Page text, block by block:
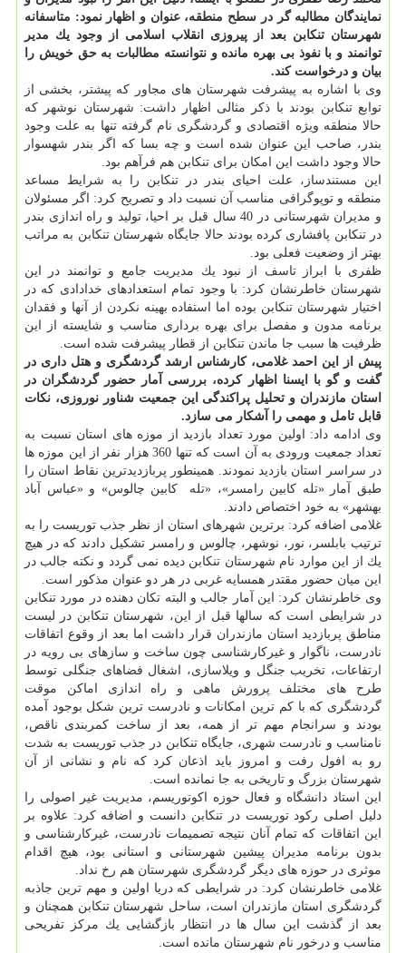
نمایندگان مطالبه گر در سطح منطقه، عنوان و اظهار نمود: متاسفانه
شهرستان تنكابن بعد از پیروزی انقلاب اسلامی از وجود یك مدیر
توانمند و با نفوذ بی بهره مانده و نتوانسته مطالبات به حق خویش را
بیان و درخواست كند.
وی با اشاره به پیشرفت شهرستان های مجاور كه پیشتر، بخشی از
توابع تنكابن بودند با ذكر مثالی اظهار داشت: شهرستان نوشهر كه
حالا منطقه ویژه اقتصادی و گردشگری نام گرفته تنها به علت وجود
بندر، صاحب این عنوان شده است و چه بسا كه اگر بندر شهسوار
حالا وجود داشت این امكان برای تنكابن هم فرآهم بود.
این مستندساز، علت احیای بندر در تنكابن را به شرایط مساعد
منطقه و توپوگرافی مناسب آن نسبت داد و تصریح كرد: اگر مسئولان
و مدیران شهرستانی در 40 سال قبل بر احیا، تولید و راه اندازی بندر
در تنكابن پافشاری كرده بودند حالا جایگاه شهرستان تنكابن به مراتب
بهتر از وضعیت فعلی بود.
ظفری با ابراز تاسف از نبود یك مدیریت جامع و توانمند در این
شهرستان خاطرنشان كرد: با وجود تمام استعدادهای خدادادی كه در
اختیار شهرستان تنكابن بوده اما استفاده بهینه نكردن از آنها و فقدان
برنامه مدون و مفصل برای بهره برداری مناسب و شایسته از این
ظرفیت ها سبب جا ماندن تنكابن از قطار پیشرفت شده است.
پیش از این احمد غلامی، كارشناس ارشد گردشگری و هتل داری در
گفت و گو با ایسنا اظهار كرده، بررسی آمار حضور گردشگران در
استان مازندران و تحلیل پراكندگی این جمعیت شناور نوروزی، نكات
قابل تامل و مهمی را آشكار می سازد.
وی ادامه داد: اولین مورد تعداد بازدید از موزه های استان نسبت به
تعداد جمعیت ورودی به آن است كه تنها 360 هزار نفر از این موزه ها
در سراسر استان بازدید نمودند. همینطور پربازدیدترین نقاط استان را
طبق آمار «تله ‏كابین رامسر»، «تله ‎ كابین چالوس» و «عباس آباد
بهشهر» به خود اختصاص دادند.
غلامی اضافه كرد: برترین شهرهای استان از نظر جذب توریست را به
ترتیب بابلسر، نور، نوشهر، چالوس و رامسر تشكیل دادند كه در هیچ
یك از این موارد نام شهرستان تنكابن دیده نمی گردد و نكته جالب در
این میان حضور مقتدر همسایه غربی در هر دو عنوان مذكور است.
وی خاطرنشان كرد: این آمار جالب و البته تكان دهنده در مورد تنكابن
در شرایطی است كه سالها قبل از این، شهرستان تنكابن در لیست
مناطق پربازدید استان مازندران قرار داشت اما بعد از وقوع اتفاقات
نادرست، ناگوار و غیركارشناسی چون ساخت و سازهای بی رویه در
ارتفاعات، تخریب جنگل و ویلاسازی، اشغال فضاهای جنگلی توسط
طرح ‎های مختلف پرورش ماهی و راه اندازی اماكن موقت
گردشگری كه با كم ترین امكانات و نادرست ترین شكل بوجود آمده
بودند و سرانجام مهم تر از همه، بعد از ساخت كمربندی ناقص،
نامناسب و نادرست شهری، جایگاه تنكابن در جذب توریست به شدت
رو به افول رفت و امروز باید اذعان كرد كه نام و نشانی از آن
شهرستان بزرگ و تاریخی به جا نمانده است.
این استاد دانشگاه و فعال حوزه اكوتوریسم، مدیریت غیر اصولی را
دلیل اصلی ركود توریست در تنكابن دانست و اضافه كرد: علاوه بر
این اتفاقات كه تمام آنان نتیجه تصمیمات نادرست، غیركارشناسی و
بدون برنامه مدیران پیشین شهرستانی و استانی بود، هیچ اقدام
موثری در حوزه های دیگر گردشگری شهرستان هم رخ نداد.
غلامی خاطرنشان كرد: در شرایطی كه دریا اولین و مهم ترین جاذبه
گردشگری استان مازندران است، ساحل شهرستان تنكابن همچنان و
بعد از گذشت این سال ها در انتظار بازگشایی یك مركز تفریحی
مناسب و درخور نام شهرستان مانده است.